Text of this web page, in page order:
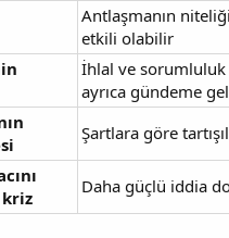
Antlaşmanın
etkili olabilir
İhlal ve
ayrıca gündeme
Şartlara göre
kriz
Daha güçlü iddia